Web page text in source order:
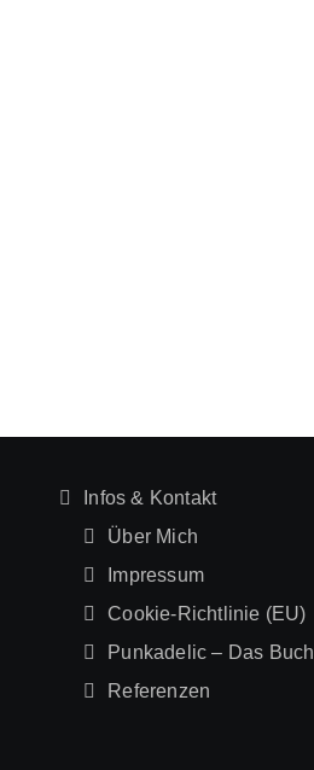
Infos & Kontakt
Über Mich
Impressum
Cookie-Richtlinie (EU)
Punkadelic – Das Buch
Referenzen